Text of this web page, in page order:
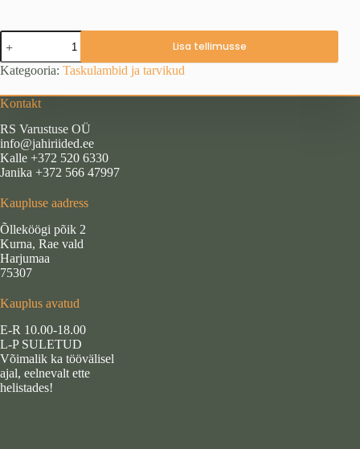
Lambi
magnetkinnitus
Olight
X-
kogus
Lisa tellimusse
Kategooria: Taskulambid ja tarvikud
Kontakt
RS Varustuse OÜ
info@jahiriided.ee
Kalle +372 520 6330
Janika +372 566 47997
Kaupluse aadress
Õlleköögi põik 2
Kurna, Rae vald
Harjumaa
75307
Kauplus avatud
E-R 10.00-18.00
L-P SULETUD
Võimalik ka töövälisel
ajal, eelnevalt ette
helistades!